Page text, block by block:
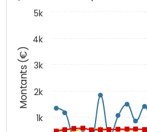
Montants (€)
1k
2k
3k
4k
5k